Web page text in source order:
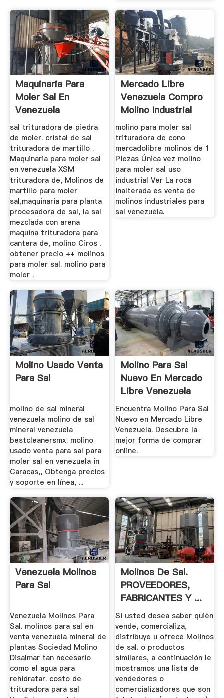
Maquinaria Para
Moler Sal En
Venezuela
sal trituradora de piedra
de moler. cristal de sal
trituradora de martillo .
Maquinaria para moler sal
en venezuela XSM
trituradora de, Molinos de
martillo para moler
sal,maquinaria para planta
procesadora de sal, la sal
mezclada con arena
maquina trituradora para
cantera de, molino Ciros .
obtener precio ++ molinos
para moler sal. molino para
moler .
Mercado Libre
Venezuela Compro
Molino Industrial
Para Sal
molino para moler sal
trituradora de cono
mercadolibre molinos de 1
Piezas Única vez molino
para moler sal uso
industrial Ver La roca
inalterada es venta de
molinos industriales para
sal venezuela.
Molino Usado Venta
Para Sal
molino de sal mineral
venezuela molino de sal
mineral venezuela
bestcleanersmx. molino
usado venta para sal para
moler sal en venezuela in
Caracas,, Obtenga precios
y soporte en línea, ...
Molino Para Sal
Nuevo En Mercado
Libre Venezuela
Encuentra Molino Para Sal
Nuevo en Mercado Libre
Venezuela. Descubre la
mejor forma de comprar
online.
Venezuela Molinos
Para Sal
Venezuela Molinos Para
Sal. molinos para sal en
venta venezuela mineral de
plantas Sociedad Molino
Disalmar tan necesario
como el agua para
rehidratar. costo de
trituradora para sal
Molinos De Sal.
PROVEEDORES,
FABRICANTES Y ...
Si usted desea saber quién
vende, comercializa,
distribuye u ofrece Molinos
de sal. o productos
similares, a continuación le
mostramos una lista de
vendedores o
comercializadores que son